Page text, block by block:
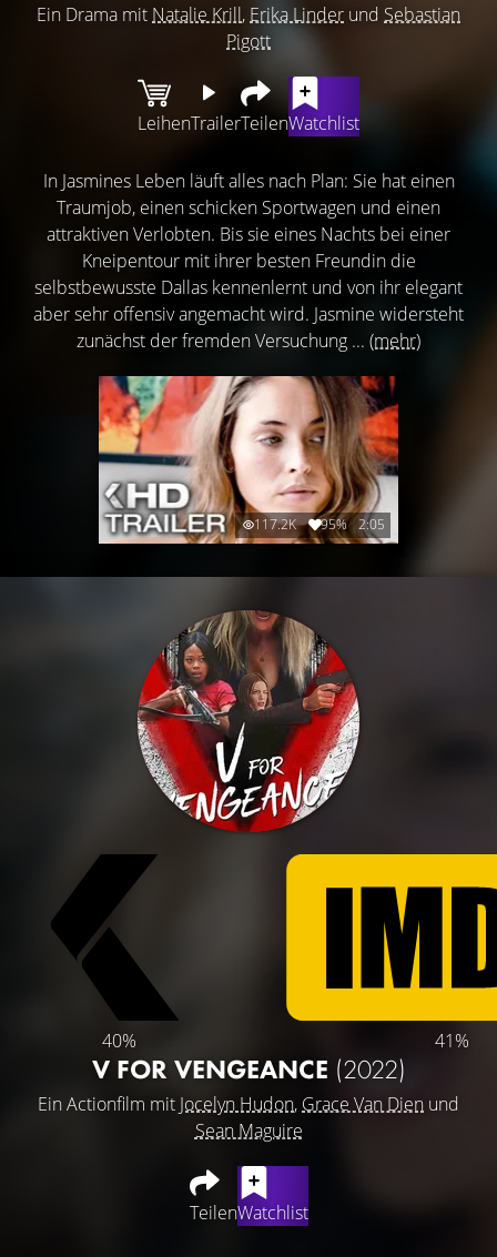
Ein Drama mit Natalie Krill, Erika Linder und Sebastian
Pigott
LeihenTrailerTeilenWatchlist
In Jasmines Leben läuft alles nach Plan: Sie hat einen
Traumjob, einen schicken Sportwagen und einen
attraktiven Verlobten. Bis sie eines Nachts bei einer
Kneipentour mit ihrer besten Freundin die
selbstbewusste Dallas kennenlernt und von ihr elegant
aber sehr offensiv angemacht wird. Jasmine widersteht
zunächst der fremden Versuchung ... (mehr)
117.2K 95% 2:05
40% 41%
V FOR VENGEANCE (2022)
Ein Actionfilm mit Jocelyn Hudon, Grace Van Dien und
Sean Maguire
TeilenWatchlist